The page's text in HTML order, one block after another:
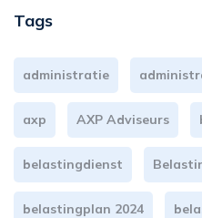
Tags
administratie
axp AXP Adviseurs
belastingdienst
belastingplan 2024